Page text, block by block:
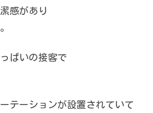
感があり
ぱいの接客で
テーションが設置されていて